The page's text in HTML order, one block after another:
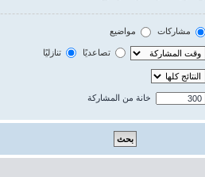
مشاركات مواضيع
تصاعديًا تنازليًا
خانة من المشاركة